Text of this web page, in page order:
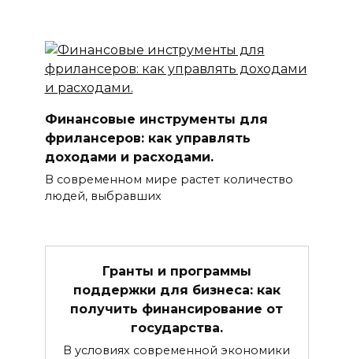
Финансовые инструменты для
фрилансеров: как управлять
доходами и расходами.
В современном мире растет количество
людей, выбравших
Гранты и программы
поддержки для бизнеса: как
получить финансирование от
государства.
В условиях современной экономики